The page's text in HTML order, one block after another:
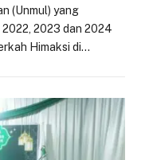
(Unmul) yang
2023 dan 2024
Himaksi di…